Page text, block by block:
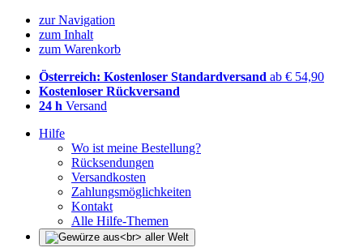
zur Navigation
zum Inhalt
zum Warenkorb
Österreich: Kostenloser Standardversand ab € 54,90
Kostenloser Rückversand
24 h Versand
Hilfe
Wo ist meine Bestellung?
Rücksendungen
Versandkosten
Zahlungsmöglichkeiten
Kontakt
Alle Hilfe-Themen